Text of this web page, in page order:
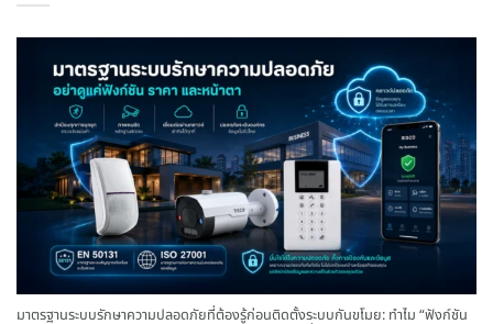
มาตรฐานระบบรักษาความปลอดภัยที่ต้องรู้ก่อนติดตั้งระบบกันขโมย: ทำไม “ฟังก์ชัน